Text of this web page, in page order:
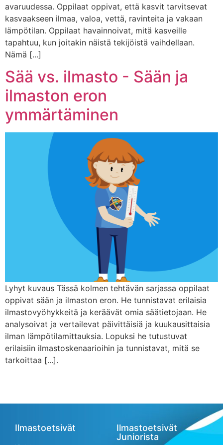
avaruudessa. Oppilaat oppivat, että kasvit tarvitsevat
kasvaakseen ilmaa, valoa, vettä, ravinteita ja vakaan
lämpötilan. Oppilaat havainnoivat, mitä kasveille
tapahtuu, kun joitakin näistä tekijöistä vaihdellaan.
Nämä [...]
Sää vs. ilmasto - Sään ja
ilmaston eron
ymmärtäminen
Lyhyt kuvaus Tässä kolmen tehtävän sarjassa oppilaat
oppivat sään ja ilmaston eron. He tunnistavat erilaisia
ilmastovyöhykkeitä ja keräävät omia säätietojaan. He
analysoivat ja vertailevat päivittäisiä ja kuukausittaisia
ilman lämpötilamittauksia. Lopuksi he tutustuvat
erilaisiin ilmastoskenaarioihin ja tunnistavat, mitä se
tarkoittaa [...].
Ilmastoetsivät
Ilmastoetsivät
Juniorista